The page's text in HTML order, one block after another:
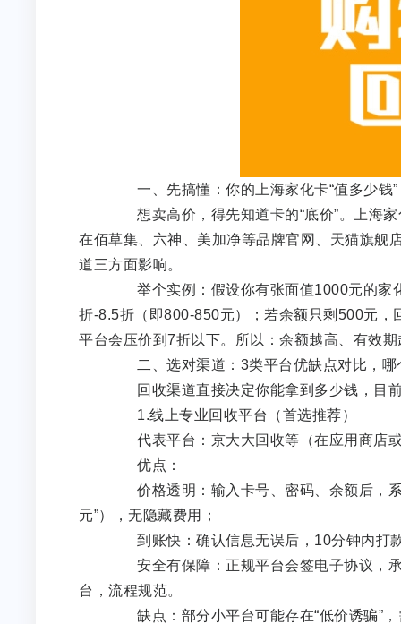
一、先搞懂：你的上海家化卡“值多少钱”
想卖高价，得先知道卡的“底价”。上海家
在佰草集、六神、美加净等品牌官网、天猫旗舰
道三方面影响。
举个实例：假设你有张面值1000元的家
折-8.5折（即800-850元）；若余额只剩500元
平台会压价到7折以下。所以：余额越高、有效
二、选对渠道：3类平台优缺点对比，哪
回收渠道直接决定你能拿到多少钱，目前
1.线上专业回收平台（首选推荐）
代表平台：京大大回收等（在应用商店或
优点：
价格透明：输入卡号、密码、余额后，系
元”），无隐藏费用；
到账快：确认信息无误后，10分钟内打
安全有保障：正规平台会签电子协议，承
台，流程规范。
缺点：部分小平台可能存在“低价诱骗”，